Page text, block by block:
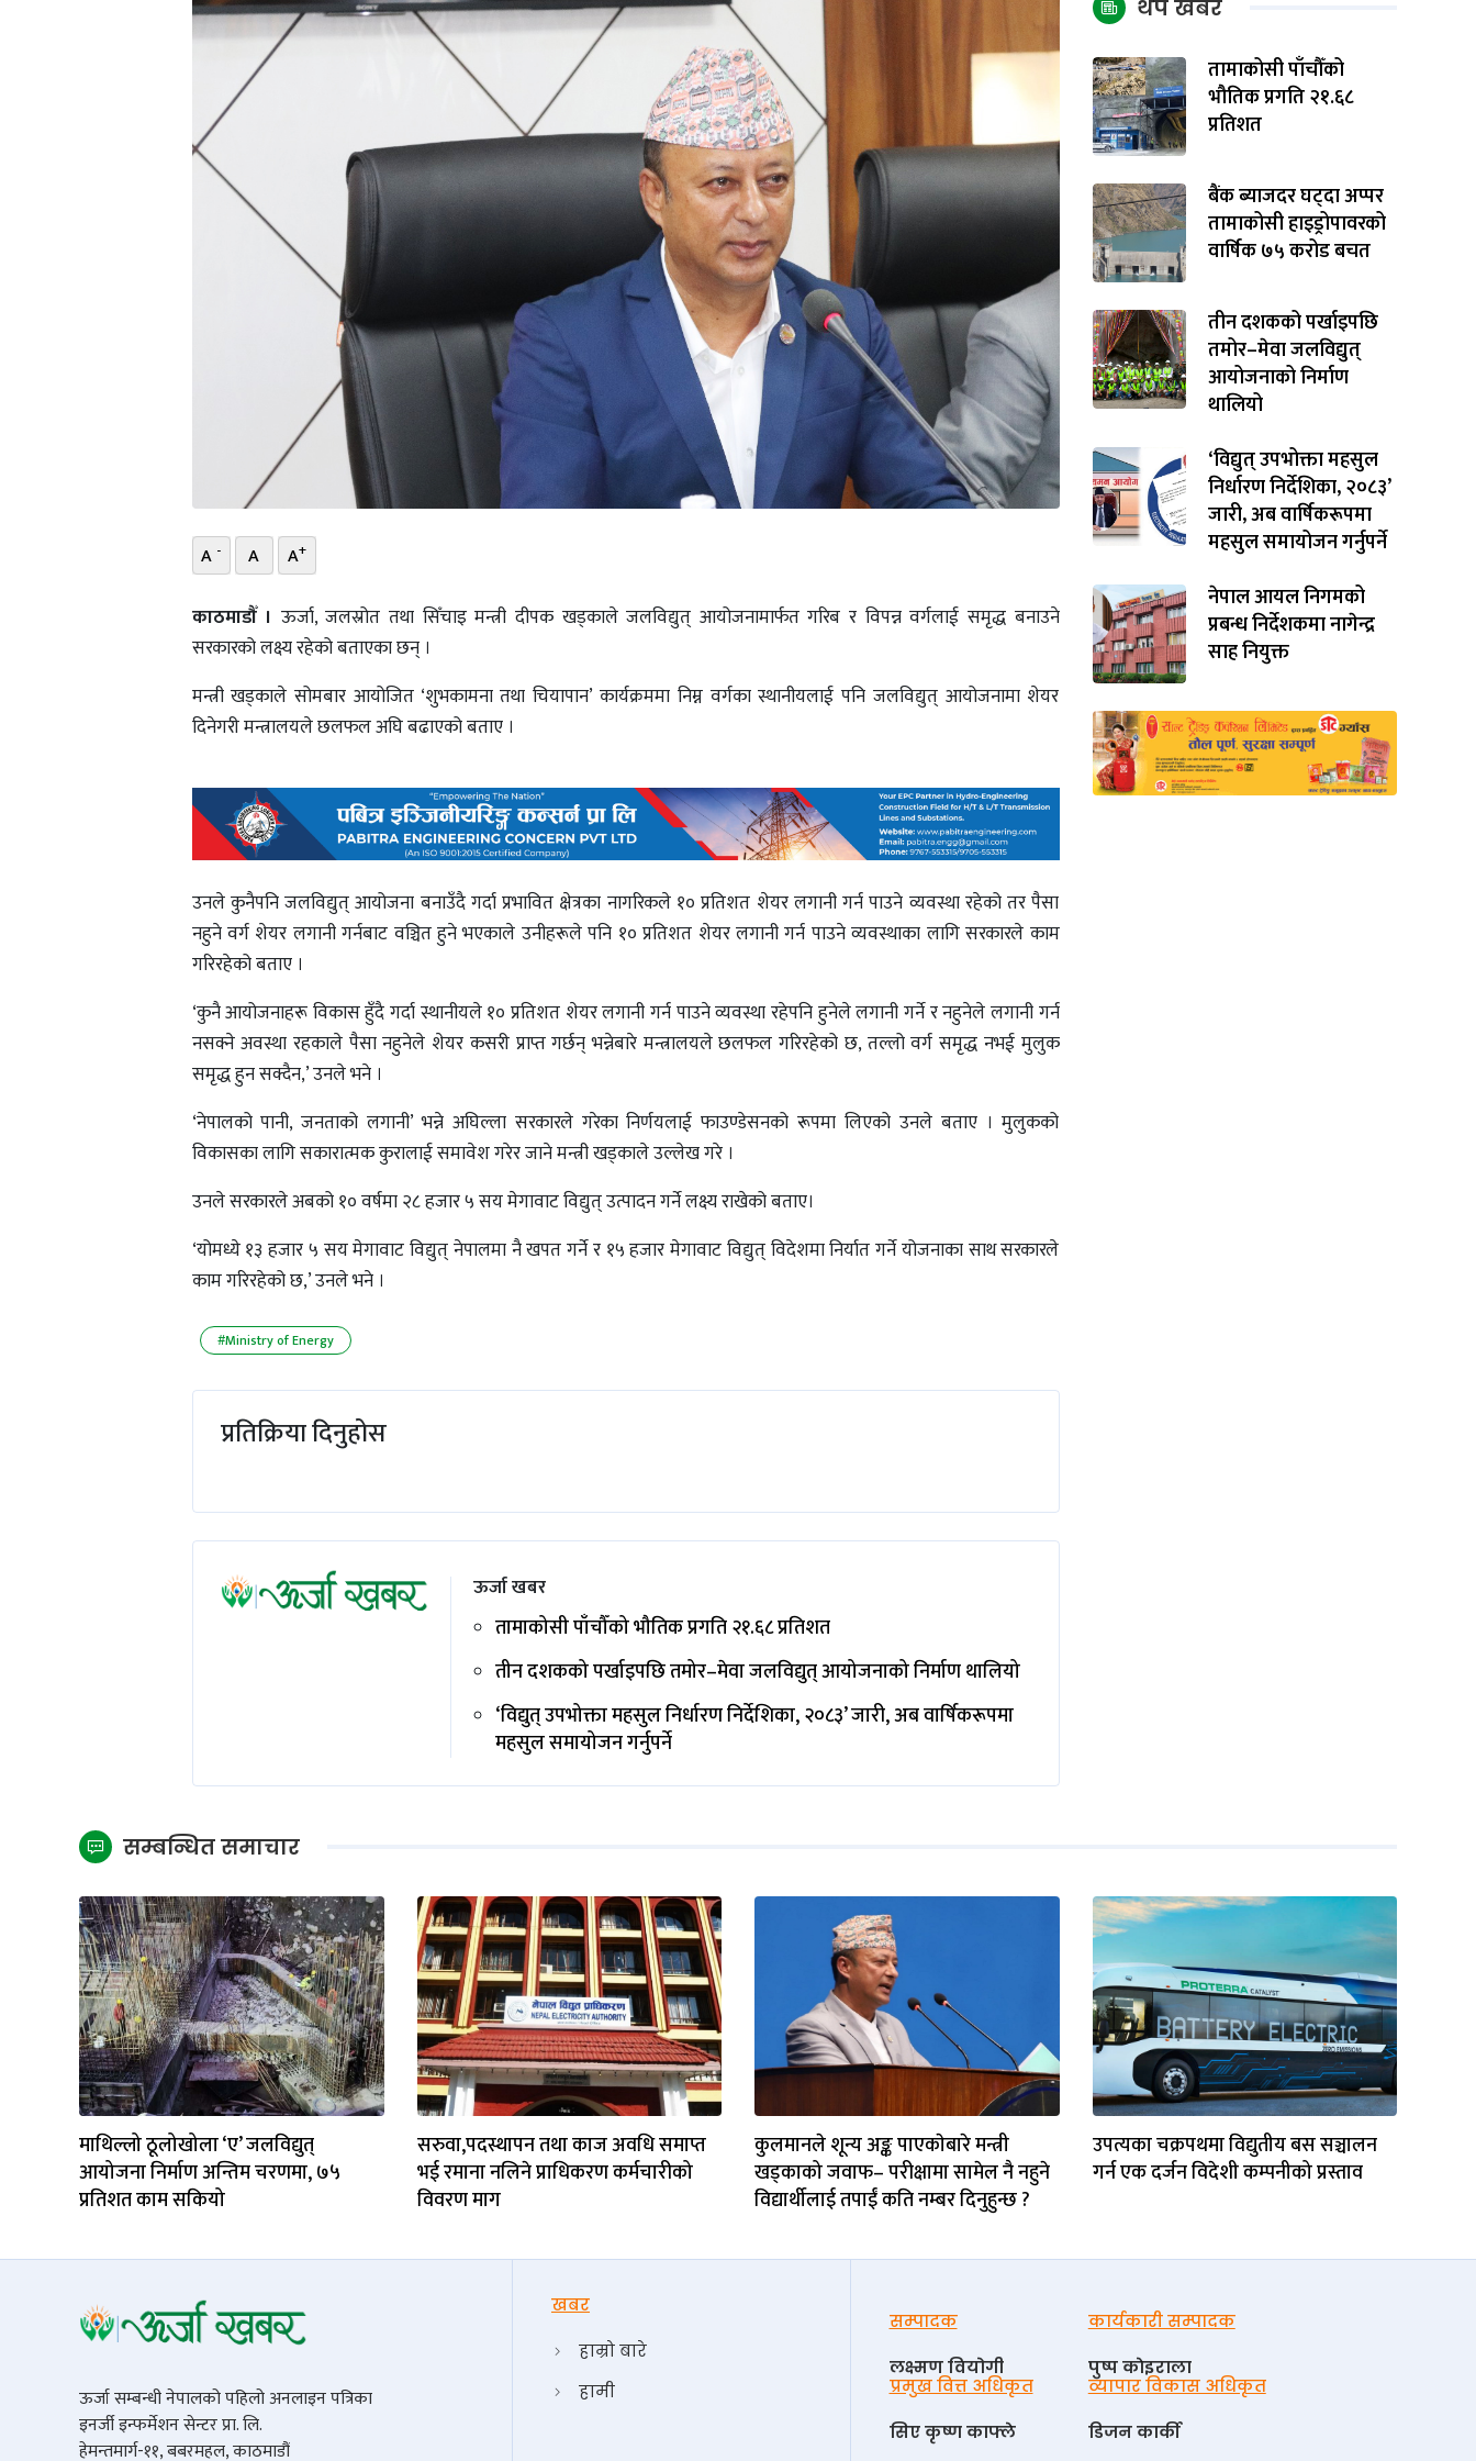
A - A A+
काठमाडौँ । ऊर्जा, जलस्रोत तथा सिँचाइ मन्त्री दीपक खड्काले जलविद्युत् आयोजनामार्फत गरिब र विपन्न वर्गलाई समृद्ध बनाउने
सरकारको लक्ष्य रहेको बताएका छन् ।
मन्त्री खड्काले सोमबार आयोजित ‘शुभकामना तथा चियापान’ कार्यक्रममा निम्न वर्गका स्थानीयलाई पनि जलविद्युत् आयोजनामा शेयर
दिनेगरी मन्त्रालयले छलफल अघि बढाएको बताए ।
उनले कुनैपनि जलविद्युत् आयोजना बनाउँदै गर्दा प्रभावित क्षेत्रका नागरिकले १० प्रतिशत शेयर लगानी गर्न पाउने व्यवस्था रहेको तर पैसा
नहुने वर्ग शेयर लगानी गर्नबाट वञ्चित हुने भएकाले उनीहरूले पनि १० प्रतिशत शेयर लगानी गर्न पाउने व्यवस्थाका लागि सरकारले काम
गरिरहेको बताए ।
‘कुनै आयोजनाहरू विकास हुँदै गर्दा स्थानीयले १० प्रतिशत शेयर लगानी गर्न पाउने व्यवस्था रहेपनि हुनेले लगानी गर्ने र नहुनेले लगानी गर्न
नसक्ने अवस्था रहकाले पैसा नहुनेले शेयर कसरी प्राप्त गर्छन् भन्नेबारे मन्त्रालयले छलफल गरिरहेको छ, तल्लो वर्ग समृद्ध नभई मुलुक
समृद्ध हुन सक्दैन,’ उनले भने ।
‘नेपालको पानी, जनताको लगानी’ भन्ने अघिल्ला सरकारले गरेका निर्णयलाई फाउण्डेसनको रूपमा लिएको उनले बताए । मुलुकको
विकासका लागि सकारात्मक कुरालाई समावेश गरेर जाने मन्त्री खड्काले उल्लेख गरे ।
उनले सरकारले अबको १० वर्षमा २८ हजार ५ सय मेगावाट विद्युत् उत्पादन गर्ने लक्ष्य राखेको बताए।
‘योमध्ये १३ हजार ५ सय मेगावाट विद्युत् नेपालमा नै खपत गर्ने र १५ हजार मेगावाट विद्युत् विदेशमा निर्यात गर्ने योजनाका साथ सरकारले
काम गरिरहेको छ,’ उनले भने ।
#Ministry of Energy
प्रतिक्रिया दिनुहोस
ऊर्जा खबर
तामाकोसी पाँचौँको भौतिक प्रगति २१.६८ प्रतिशत
तीन दशकको पर्खाइपछि तमोर–मेवा जलविद्युत् आयोजनाको निर्माण थालियो
‘विद्युत् उपभोक्ता महसुल निर्धारण निर्देशिका, २०८३’ जारी, अब वार्षिकरूपमा
महसुल समायोजन गर्नुपर्ने
थप खबर
तामाकोसी पाँचौँको
भौतिक प्रगति २१.६८
प्रतिशत
बैंक ब्याजदर घट्दा अप्पर
तामाकोसी हाइड्रोपावरको
वार्षिक ७५ करोड बचत
तीन दशकको पर्खाइपछि
तमोर–मेवा जलविद्युत्
आयोजनाको निर्माण
थालियो
‘विद्युत् उपभोक्ता महसुल
निर्धारण निर्देशिका, २०८३’
जारी, अब वार्षिकरूपमा
महसुल समायोजन गर्नुपर्ने
नेपाल आयल निगमको
प्रबन्ध निर्देशकमा नागेन्द्र
साह नियुक्त
सम्बन्धित समाचार
माथिल्लो ठूलोखोला ‘ए’ जलविद्युत्
आयोजना निर्माण अन्तिम चरणमा, ७५
प्रतिशत काम सकियो
सरुवा,पदस्थापन तथा काज अवधि समाप्त
भई रमाना नलिने प्राधिकरण कर्मचारीको
विवरण माग
कुलमानले शून्य अङ्क पाएकाेबारे मन्त्री
खड्काको जवाफ– परीक्षामा सामेल नै नहुने
विद्यार्थीलाई तपाईं कति नम्बर दिनुहुन्छ ?
उपत्यका चक्रपथमा विद्युतीय बस सञ्चालन
गर्न एक दर्जन विदेशी कम्पनीको प्रस्ताव
ऊर्जा सम्बन्धी नेपालको पहिलो अनलाइन पत्रिका
इनर्जी इन्फर्मेशन सेन्टर प्रा. लि.
हेमन्तमार्ग-११, बबरमहल, काठमाडौं
खबर
हाम्रो बारे
हामी
सम्पादक
लक्ष्मण वियोगी
कार्यकारी सम्पादक
पुष्प काेइराला
प्रमुख वित्त अधिकृत
सिए कृष्ण काफ्ले
व्यापार विकास अधिकृत
डिजन कार्की